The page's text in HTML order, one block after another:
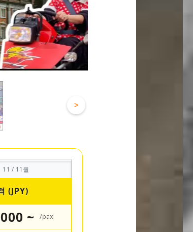
>
11 / 11월
(JPY)
~ /pax